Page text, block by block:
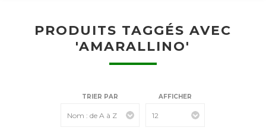
PRODUITS TAGGÉS AVEC
'AMARALLINO'
TRIER PAR AFFICHER